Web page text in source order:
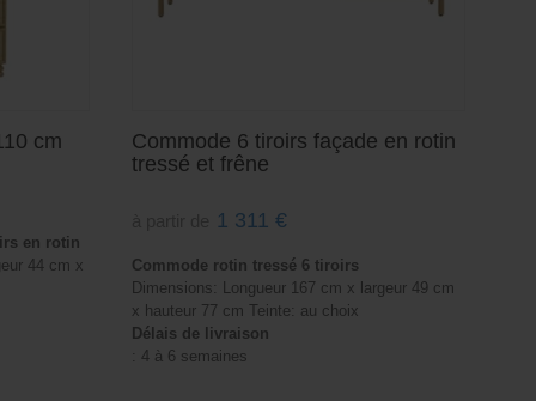
cm
en rotin
44 cm x
Commode 6 tiroirs façade en rotin
tressé et frêne
1 311 €
Commode rotin tressé 6 tiroirs
Dimensions: Longueur 167 cm x largeur 49 cm
x hauteur 77 cm Teinte: au choix
Délais de livraison
: 4 à 6 semaines